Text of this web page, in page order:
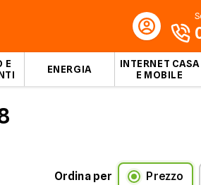
E
ENERGIA
INTERNET CASA
E MOBILE
Ordina per Prezzo